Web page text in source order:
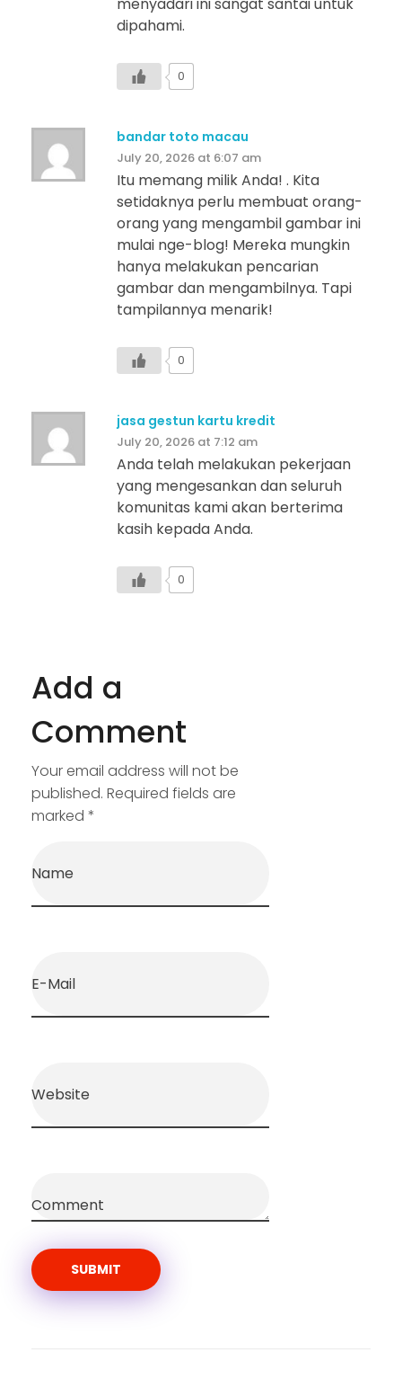
menyadari ini sangat santai untuk
dipahami.
0
bandar toto macau
July 20, 2026 at 6:07 am
Itu memang milik Anda! . Kita
setidaknya perlu membuat orang-
orang yang mengambil gambar ini
mulai nge-blog! Mereka mungkin
hanya melakukan pencarian
gambar dan mengambilnya. Tapi
tampilannya menarik!
0
jasa gestun kartu kredit
July 20, 2026 at 7:12 am
Anda telah melakukan pekerjaan
yang mengesankan dan seluruh
komunitas kami akan berterima
kasih kepada Anda.
0
Add a
Comment
Your email address will not be
published. Required fields are
marked *
Name
E-Mail
Website
Comment